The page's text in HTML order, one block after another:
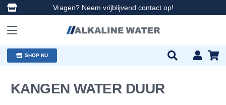
Vragen? Neem vrijblijvend contact op!
SHOP NU
KANGEN WATER DUUR